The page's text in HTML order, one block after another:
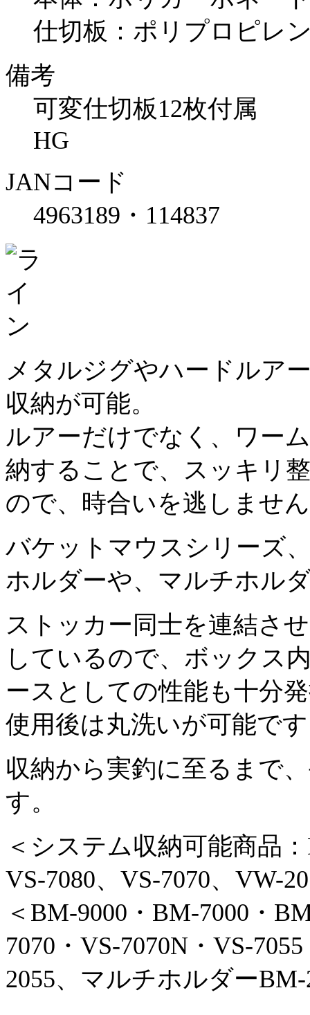
仕切板：ポリプロピレ
備考
可変仕切板12枚付属
HG
JANコード
4963189・114837
メタルジグやハードルア
収納が可能。
ルアーだけでなく、ワー
納することで、スッキリ
ので、時合いを逃しませ
バケットマウスシリーズ
ホルダーや、マルチホル
ストッカー同士を連結さ
しているので、ボックス
ースとしての性能も十分
使用後は丸洗いが可能で
収納から実釣に至るまで
す。
＜システム収納可能商品
VS-7080、VS-7070、VW-
＜BM-9000・BM-7000・
7070・VS-7070N・VS-
2055、マルチホルダー